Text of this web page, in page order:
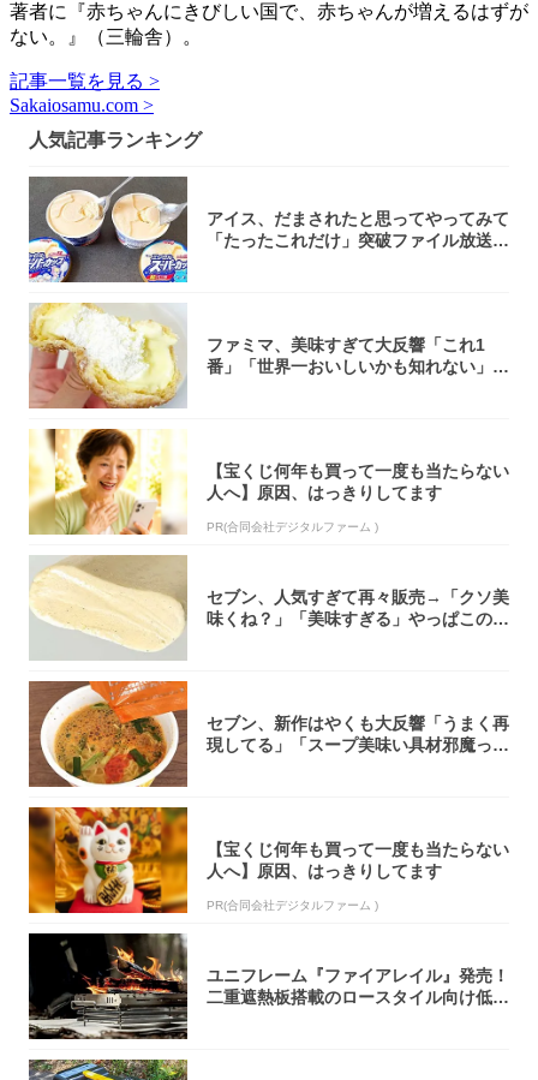
著者に『赤ちゃんにきびしい国で、赤ちゃんが増えるはずが
ない。』（三輪舎）。
記事一覧を見る >
Sakaiosamu.com >
人気記事ランキング
アイス、だまされたと思ってやってみて
「たったこれだけ」突破ファイル放送で
ファミマ、美味すぎて大反響「これ1
番」「世界一おいしいかも知れない」
【宝くじ何年も買って一度も当たらない
人へ】原因、はっきりしてます
PR(合同会社デジタルファーム )
セブン、人気すぎて再々販売→「クソ美
味くね？」「美味すぎる」やっぱこのク
セブン、新作はやくも大反響「うまく再
現してる」「スープ美味い具材邪魔って
【宝くじ何年も買って一度も当たらない
人へ】原因、はっきりしてます
PR(合同会社デジタルファーム )
ユニフレーム『ファイアレイル』発売！
二重遮熱板搭載のロースタイル向け低型